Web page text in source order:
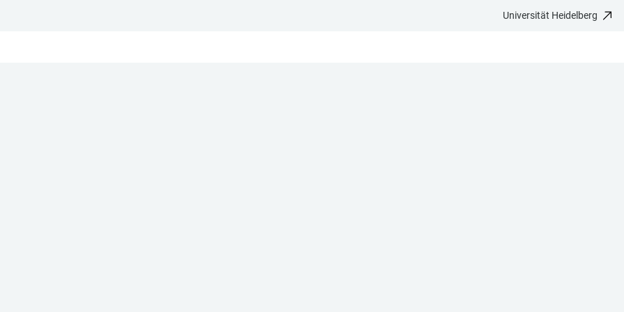
Universität Heidelberg